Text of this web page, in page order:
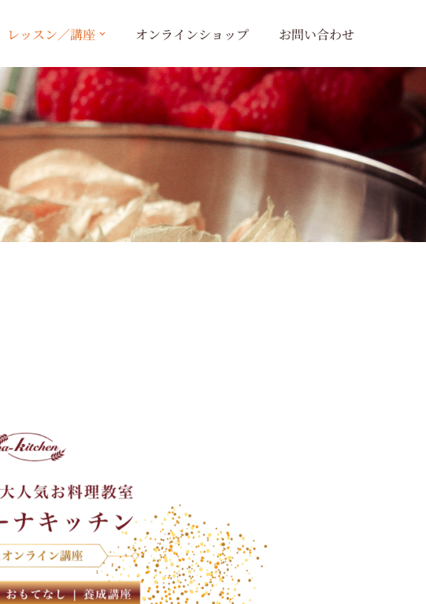
レッスン／講座 オンラインショップ お問い合わせ